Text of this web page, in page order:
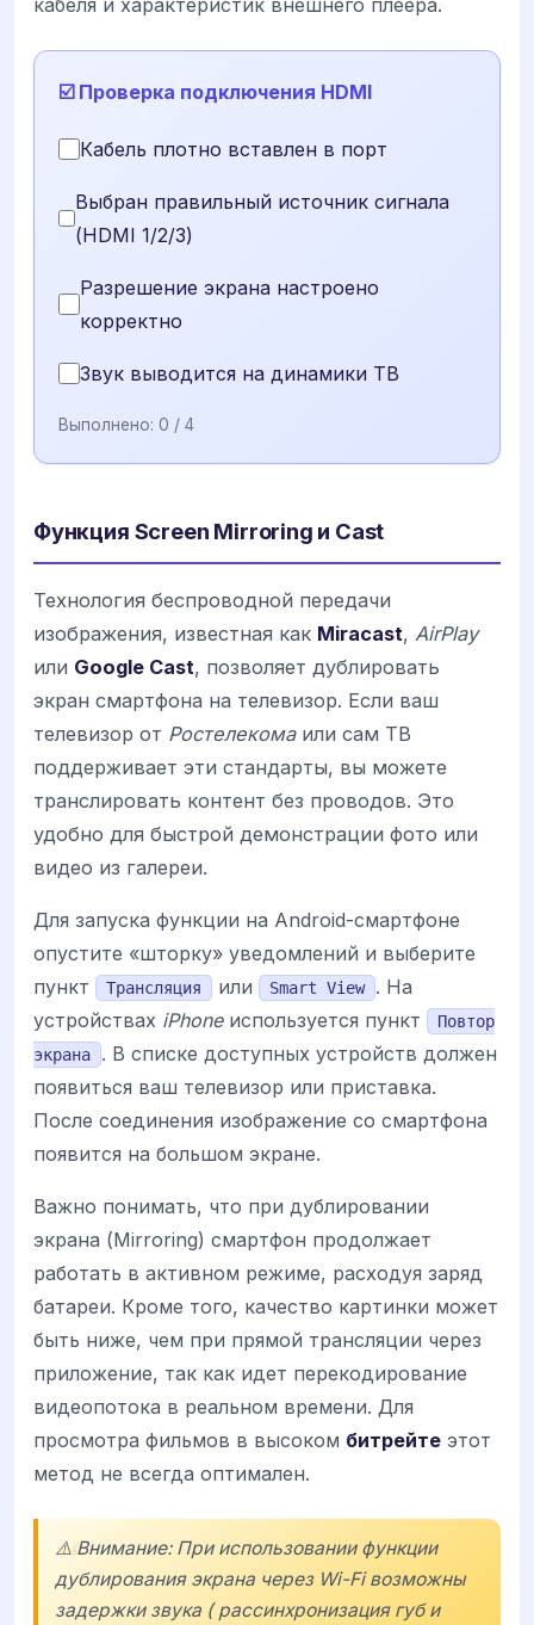
☑️ Проверка подключения HDMI
Кабель плотно вставлен в порт
Выбран правильный источник сигнала
(HDMI 1/2/3)
Разрешение экрана настроено
корректно
Звук выводится на динамики ТВ
Выполнено: 0 / 4
Функция Screen Mirroring и Cast
Технология беспроводной передачи
изображения, известная как Miracast, AirPlay
или Google Cast, позволяет дублировать
экран смартфона на телевизор. Если ваш
телевизор от Ростелекомаили сам ТВ
поддерживает эти стандарты, вы можете
транслировать контент без проводов. Это
удобно для быстрой демонстрации фото или
видео из галереи.
Для запуска функции на Android-смартфоне
опустите «шторку» уведомлений и выберите
пункт
Трансляция или Smart View
. На
устройствах iPhoneиспользуется пункт
Повтор
экрана
. В списке доступных устройств должен
появиться ваш телевизор или приставка.
После соединения изображение со смартфона
появится на большом экране.
Важно понимать, что при дублировании
экрана (Mirroring) смартфон продолжает
работать в активном режиме, расходуя заряд
батареи. Кроме того, качество картинки может
быть ниже, чем при прямой трансляции через
приложение, так как идет перекодирование
видеопотока в реальном времени. Для
просмотра фильмов в высоком битрейте этот
метод не всегда оптимален.
⚠️ Внимание: При использовании функции
дублирования экрана через Wi-Fi возможны
задержки звука ( рассинхронизация губ и